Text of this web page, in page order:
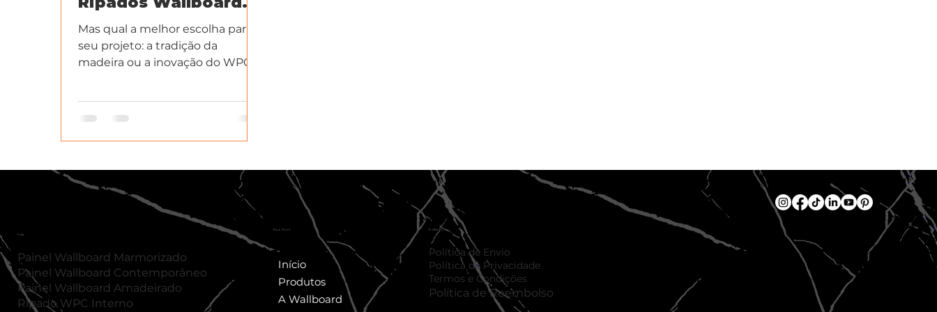
São a Escolha
Inteligente
Mas qual a melhor escolha para o
seu projeto: a tradição da
madeira ou a inovação do WPC?
Loja
Painel Wallboard Marmorizado
Painel Wallboard Contemporâneo
Painel Wallboard Amadeirado
Ripado WPC Interno
Para Você
Início
Produtos
A Wallboard
Políticas
Política de Envio
Política de Privacidade
Termos e Condições
Política de Reembolso